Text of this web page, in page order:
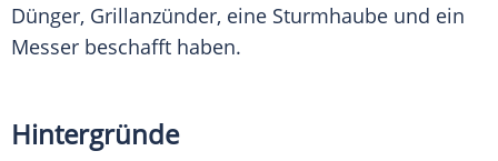
Dünger, Grillanzünder, eine Sturmhaube und ein
Messer beschafft haben.
Hintergründe